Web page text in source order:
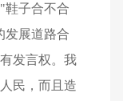
鞋子合不合
发展道路合
发言权。我
民，而且造